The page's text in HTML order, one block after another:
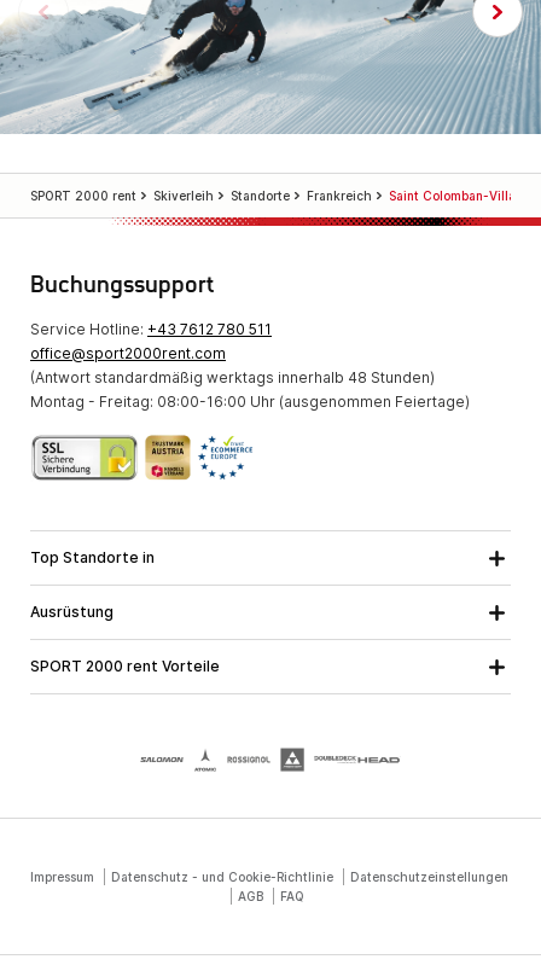
SPORT 2000 rent Skiverleih Standorte Frankreich Saint Colomban-Villards
Buchungssupport
Service Hotline: +43 7612 780 511
office@sport2000rent.com
(Antwort standardmäßig werktags innerhalb 48 Stunden)
Montag - Freitag: 08:00-16:00 Uhr (ausgenommen Feiertage)
Top Standorte in
Steiermark
Vorarlberg
Ausrüstung
SPORT 2000 rent Vorteile
Impressum Datenschutz - und Cookie-Richtlinie
Datenschutzeinstellungen
AGB
FAQ